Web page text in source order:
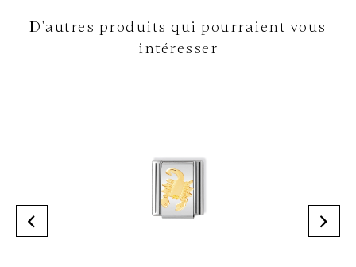
D'autres produits qui pourraient vous
intéresser